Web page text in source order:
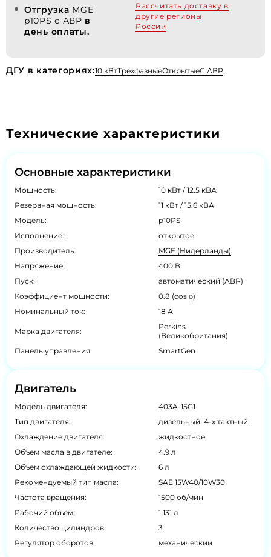
Отгрузка MGE
p10PS с АВР в
день оплаты.
Рассчитать доставку в
другие регионы
России
ДГУ в категориях:10 кВтТрехфазныеОткрытыеС АВР
Технические характеристики
Основные характеристики
Мощность:
10 кВт / 12.5 кВА
Резервная мощность:
11 кВт / 15.6 кВА
Модель:
p10PS
Исполнение:
открытое
Производитель:
MGE (Нидерланды)
Напряжение:
400 В
Пуск:
автоматический (АВР)
Коэффициент мощности:
0.8 (cos φ)
Номинальный ток:
18 А
Марка двигателя:
Perkins
(Великобритания)
Панель управления:
SmartGen
Двигатель
Модель двигателя:
403A-15G1
Тип двигателя:
дизельный, 4-х тактный
Охлаждение двигателя:
жидкостное
Объем масла в двигателе:
4.9 л
Объем охлаждающей жидкости:
6 л
Рекомендуемый тип масла:
SAE 15W40/10W30
Частота вращения:
1500 об/мин
Рабочий объём:
1.131 л
Количество цилиндров:
3
Регулятор оборотов:
механический